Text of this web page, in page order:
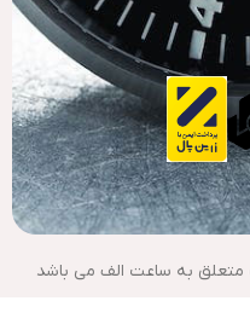
به ساعت الف می باشد